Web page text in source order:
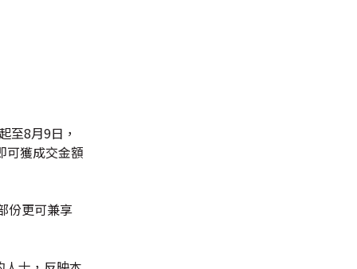
至8月9日，
可獲成交金額
份更可兼享